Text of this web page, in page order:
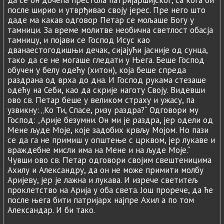
после ширио и утврђивао своју јерес. Пре него што
даде ма какав одговор Петар се мољаше Богу у
тамници. За време молитве необична светлост обасја
тамницу, и појави се Господ Исус као
дванаестогодишњи дечак, сијајући јасније од сунца,
тако да се не могаше гледати у Њега. Беше Господ
обучен у белу одећу (хитон), која беше спреда
раздрана од врха до дна. И Господ рукама стезаше
одећу на Себи, као да скрије наготу Своју. Видевши
ово св. Петар беше у великом страху и ужасу, па
узвикну: „Ко Ти, Спасе, ризу раздра?“ Одговори му
Господ: „Арије безумни. Он ми је раздра, јер одели од
Мене људе Моје, које задобих крвљу Мојом. Но пази
се да га не примиш у општење с црквом, јер лукаве и
враждебне мисли има на Мене и на људе Моје.“
Чувши ово св. Петар одговори својим свештеницима
Ахилу и Александру, да он не може примити молбу
Аријеву, јер је лажна и лукава. И изрече светитељ
проклетство на Арија у оба света. Још прорече, да ће
после њега бити патријарх најпре Ахил а по том
Александар. И би тако.